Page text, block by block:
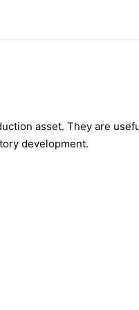
asset. They are
development.